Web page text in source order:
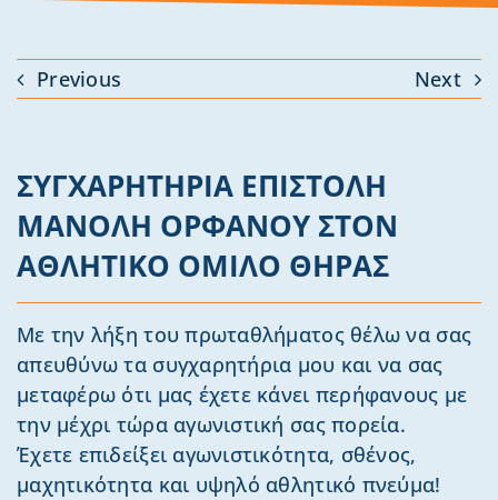
Previous Next
ΣΥΓΧΑΡΗΤΗΡΙΑ ΕΠΙΣΤΟΛΗ
ΜΑΝΟΛΗ ΟΡΦΑΝΟΥ ΣΤΟΝ
ΑΘΛΗΤΙΚΟ ΟΜΙΛΟ ΘΗΡΑΣ
Με την λήξη του πρωταθλήματος θέλω να σας
απευθύνω τα συγχαρητήρια μου και να σας
μεταφέρω ότι μας έχετε κάνει περήφανους με
την μέχρι τώρα αγωνιστική σας πορεία.
Έχετε επιδείξει αγωνιστικότητα, σθένος,
μαχητικότητα και υψηλό αθλητικό πνεύμα!